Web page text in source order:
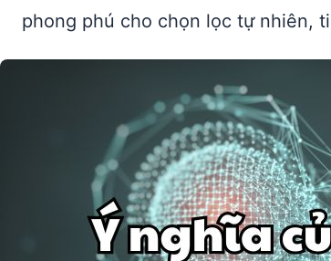
phong phú cho chọn lọc tự nhiên,